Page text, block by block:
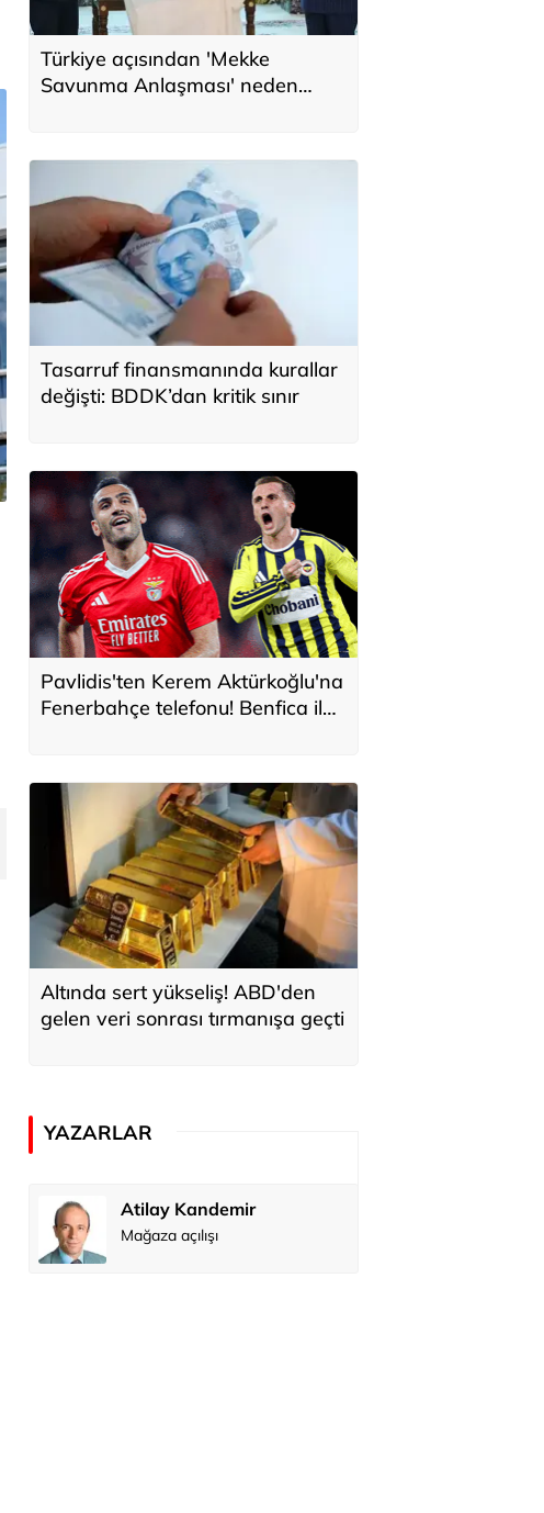
Türkiye açısından 'Mekke
Savunma Anlaşması' neden
Tasarruf finansmanında kurallar
değişti: BDDK’dan kritik sınır
Pavlidis'ten Kerem Aktürkoğlu'na
Fenerbahçe telefonu! Benfica ile
Altında sert yükseliş! ABD'den
gelen veri sonrası tırmanışa geçti
YAZARLAR
Atilay Kandemir
Mağaza açılışı